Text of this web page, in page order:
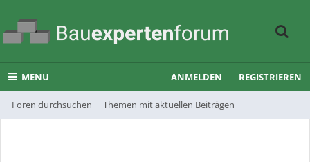
MENU
Foren durchsuchen Themen mit aktuellen Beiträgen
ANMELDEN REGISTRIEREN